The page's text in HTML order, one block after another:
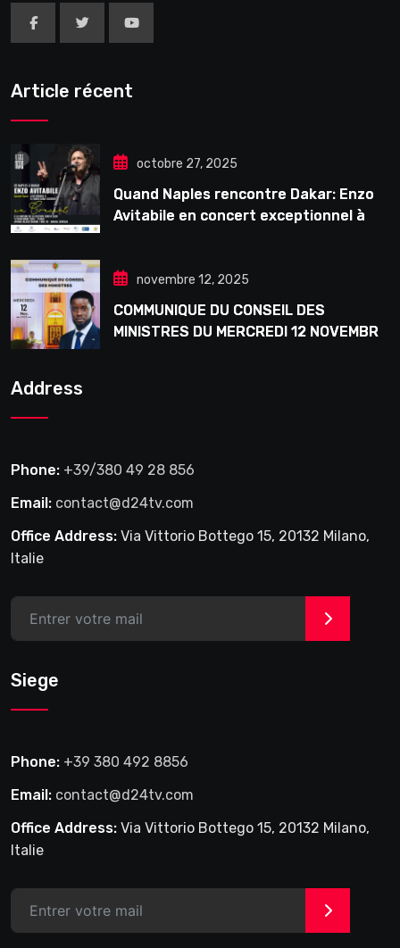
Article récent
octobre 27, 2025
Quand Naples rencontre Dakar: Enzo
Avitabile en concert exceptionnel à
novembre 12, 2025
COMMUNIQUE DU CONSEIL DES
MINISTRES DU MERCREDI 12 NOVEMBRE
Address
Phone: +39/380 49 28 856
Email: contact@d24tv.com
Office Address: Via Vittorio Bottego 15, 20132 Milano,
Italie
>
Siege
Phone: +39 380 492 8856
Email: contact@d24tv.com
Office Address: Via Vittorio Bottego 15, 20132 Milano,
Italie
>